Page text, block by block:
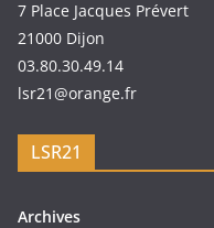
7 Place Jacques Prévert
21000 Dijon
03.80.30.49.14
lsr21@orange.fr
LSR21
Archives